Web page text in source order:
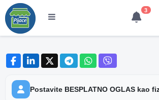
3
Postavite BESPLATNO OGLAS kao